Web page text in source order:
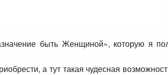
быть Женщиной», которую я
а тут такая чудесная